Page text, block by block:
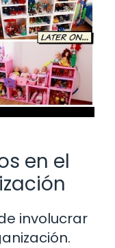
en el
involucrar